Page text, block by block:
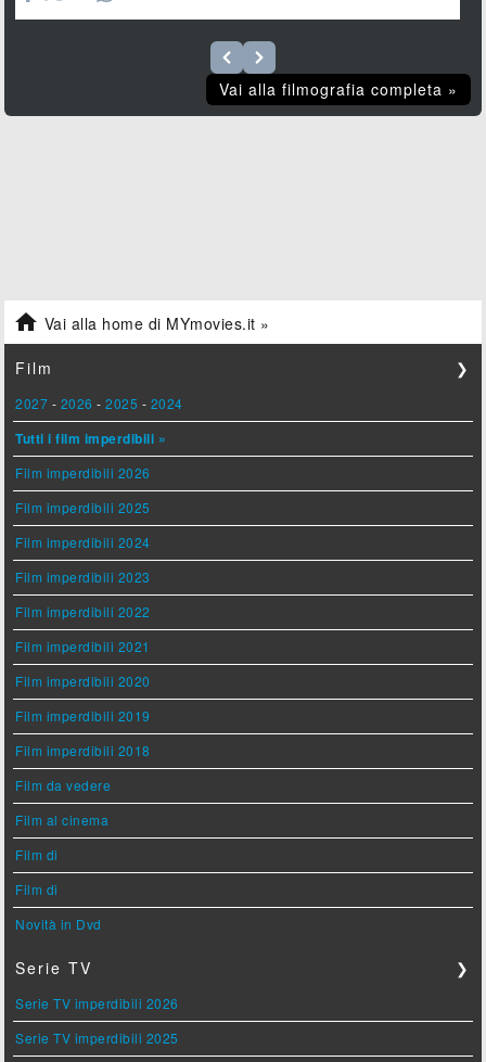
Vai alla filmografia completa »
 Vai alla home di MYmovies.it »
Film ❯
2027 - 2026 -2025 - 2024
Tutti i film imperdibili »
Film imperdibili 2026
Film imperdibili 2025
Film imperdibili 2024
Film imperdibili 2023
Film imperdibili 2022
Film imperdibili 2021
Film imperdibili 2020
Film imperdibili 2019
Film imperdibili 2018
Film da vedere
Film al cinema
Film di
Film di
Novità in Dvd
Serie TV ❯
Serie TV imperdibili 2026
Serie TV imperdibili 2025